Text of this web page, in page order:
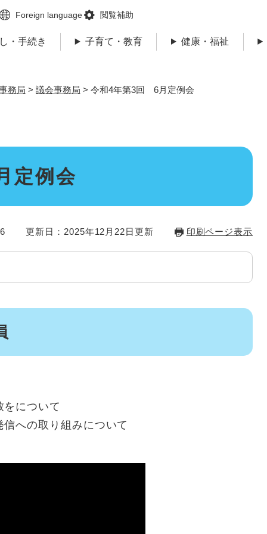
メニューを飛ばして本文へ
Foreign language 閲覧補助
・手続き 子育て・教育 健康・福祉
務局 > 議会事務局 > 令和4年第3回 6月定例会
定例会
更新日：2025年12月22日更新 印刷ページ表示
について
への取り組みについて